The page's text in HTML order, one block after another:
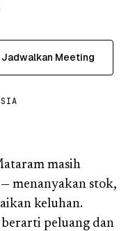
Jadwalkan Meeting
masih
menanyakan stok,
keluhan.
peluang dan